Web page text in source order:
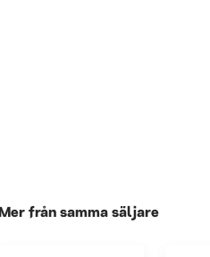
Mer från samma säljare